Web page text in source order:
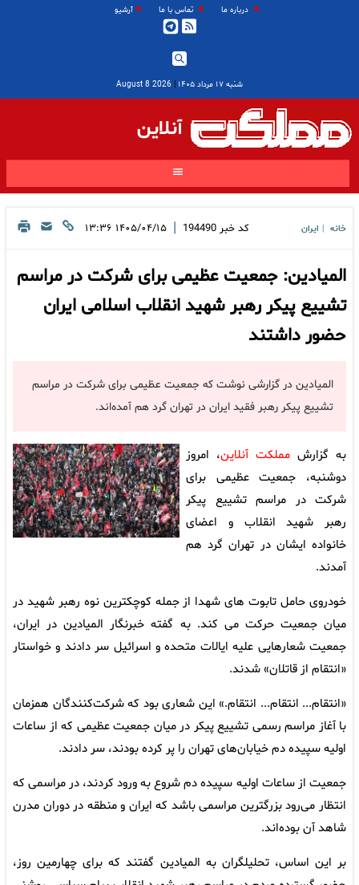
درباره ما تماس با ما آرشیو
شنبه ۱۷ مرداد ۱۴۰۵ |
2026 August 8
آنلاین
خانه ایران کد خبر 194490
| ۱۴۰۵/۰۴/۱۵ ۱۳:۳۶
المیادین: جمعیت عظیمی برای شرکت در مراسم
تشییع پیکر رهبر شهید انقلاب اسلامی ایران
حضور داشتند
المیادین در گزارشی نوشت که جمعیت عظیمی برای شرکت در مراسم
تشییع پیکر رهبر فقید ایران در تهران گرد هم آمده‌اند.
به گزارش مملکت آنلاین، امروز
دوشنبه، جمعیت عظیمی برای
شرکت در مراسم تشییع پیکر
رهبر شهید انقلاب و اعضای
خانواده‌ ایشان در تهران گرد هم
آمدند.
خودروی حامل تابوت های شهدا از جمله کوچکترین نوه رهبر شهید در
میان جمعیت حرکت می کند. به گفته خبرنگار المیادین در ایران،
جمعیت شعار‌هایی علیه ایالات متحده و اسرائیل سر دادند و خواستار
«انتقام از قاتلان» شدند.
«انتقام... انتقام... انتقام.» این شعاری بود که شرکت‌کنندگان همزمان
با آغاز مراسم رسمی تشییع پیکر در میان جمعیت عظیمی که از ساعات
اولیه سپیده دم خیابان‌های تهران را پر کرده بودند، سر دادند.
جمعیت از ساعات اولیه سپیده دم شروع به ورود کردند، در مراسمی که
انتظار می‌رود بزرگترین مراسمی باشد که ایران و منطقه در دوران مدرن
شاهد آن بوده‌اند.
بر این اساس، تحلیلگران به المیادین گفتند که برای چهارمین روز،